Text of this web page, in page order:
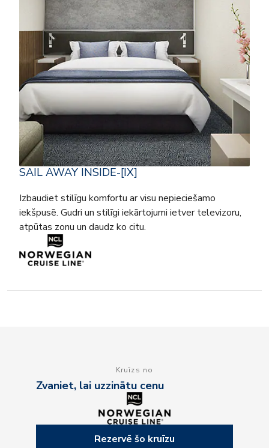
SAIL AWAY INSIDE-[IX]
Izbaudiet stilīgu komfortu ar visu nepieciešamo
iekšpusē. Gudri un stilīgi iekārtojumi ietver televizoru,
atpūtas zonu un daudz ko citu.
Kruīzs no
Zvaniet, lai uzzinātu cenu
Rezervē šo kruīzu